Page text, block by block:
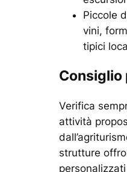
Piccole
vini,
tipici
Consiglio
Verifica
attività
strutture